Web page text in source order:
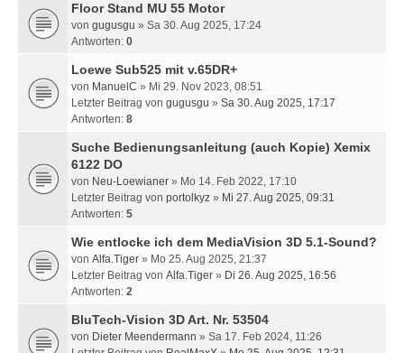
Floor Stand MU 55 Motor
von gugusgu » Sa 30. Aug 2025, 17:24
Antworten: 0
Loewe Sub525 mit v.65DR+
von ManuelC » Mi 29. Nov 2023, 08:51
Letzter Beitrag von gugusgu » Sa 30. Aug 2025, 17:17
Antworten: 8
Suche Bedienungsanleitung (auch Kopie) Xemix
6122 DO
von Neu-Loewianer » Mo 14. Feb 2022, 17:10
Letzter Beitrag von portolkyz » Mi 27. Aug 2025, 09:31
Antworten: 5
Wie entlocke ich dem MediaVision 3D 5.1-Sound?
von Alfa.Tiger » Mo 25. Aug 2025, 21:37
Letzter Beitrag von Alfa.Tiger » Di 26. Aug 2025, 16:56
Antworten: 2
BluTech-Vision 3D Art. Nr. 53504
von Dieter Meendermann » Sa 17. Feb 2024, 11:26